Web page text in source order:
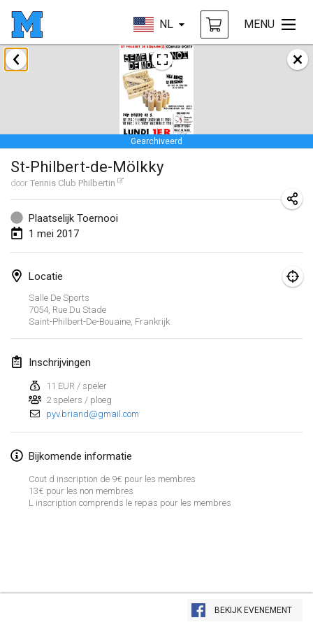
NL MENU
Weergave lijst
Gearchiveerd
St-Philbert-de-Mölkky
door Tennis Club Philbertin
Plaatselijk Toernooi
1 mei 2017
Locatie
Salle De Sports
7054, Rue Du Stade
Saint-Philbert-De-Bouaine, Frankrijk
Inschrijvingen
11 EUR / speler
2 spelers / ploeg
pyv.briand@gmail.com
Bijkomende informatie
Cout d inscription de 9€ pour les membres
13€ pour les non membres
L inscription comprends le repas pour les membres
BEKIJK EVENEMENT
april 2017
Le tournoi du Printemps Parisien
Frankrijk
Tournoi de l'AS St Aignan
8 apr. 2017|Frankrijk
Cluny Mölkky Open
8 apr. 2017|Frankrijk
Akateemisen Mölkyn Maailmanmestaruuskisa
29 apr. 2017|Finland
mei 2017
St-Philbert-de-Mölkky
1 mei 2017|Frankrijk
Rodamiento Cup
4 mei 2017 | Tsjechië
Open de France
5 mei 2017|Frankrijk